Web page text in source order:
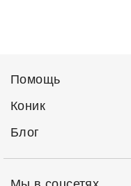
Помощь
Коник
Блог